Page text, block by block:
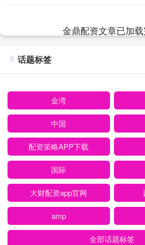
金鼎配资文章已加
话题标签
金湾
中国
配资策略APP下载
国际
大财配资app官网
amp
全部话题标签